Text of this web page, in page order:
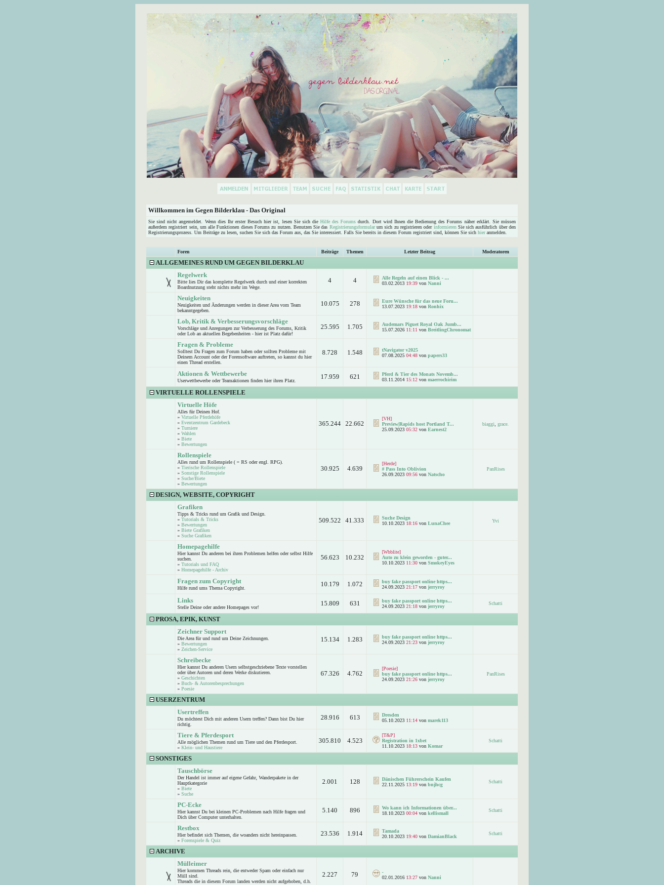
Willkommen im Gegen Bilderklau - Das Original
Sie sind nicht angemeldet. Wenn dies Ihr erster Besuch hier ist, lesen Sie sich dieHilfe des Forums durch. Dort wird Ihnen die Bedienung des Forums näher erklärt. Sie müssen
außerdem registriert sein, um alle Funktionen dieses Forums zu nutzen. Benutzen Sie das Registrierungsformularum sich zu registrieren oder informierenSie sich ausführlich über den
Registrierungsprozess. Um Beiträge zu lesen, suchen Sie sich das Forum aus, das Sie interessiert. Falls Sie bereits in diesem Forum registriert sind, können Sie sich hieranmelden.
Foren Beiträge Themen Letzter Beitrag Moderatoren
ALLGEMEINES RUND UM GEGEN BILDERKLAU
Regelwerk
Bitte lies Dir das komplette Regelwerk durch und einer korrekten
Boardnutzung steht nichts mehr im Wege.
4 4
Alle Regeln auf einen Blick - ...
03.02.2013 19:39 von Nanni
Neuigkeiten
Neuigkeiten und Änderungen werden in dieser Area vom Team
bekanntgegeben.
10.075 278
Eure Wünsche für das neue Foru...
13.07.2023 19:18 von Ronhix
Lob, Kritik & Verbesserungsvorschläge
Vorschläge und Anregungen zur Verbesserung des Forums, Kritik
oder Lob an aktuellen Begebenheiten - hier ist Platz dafür!
25.595 1.705
Audemars Piguet Royal Oak Jumb...
15.07.2026 11:11 von BreitlingChronomat
Fragen & Probleme
Solltest Du Fragen zum Forum haben oder sollten Probleme mit
Deinem Account oder der Forensoftware auftreten, so kannst du hier
einen Thread erstellen.
8.728 1.548
tNavigator v2025
07.08.2025 04:48 von papers33
Aktionen & Wettbewerbe
Userwettbewerbe oder Teamaktionen finden hier ihren Platz.
17.959 621
Pferd & Tier des Monats Novemb...
03.11.2014 15:12 von maerrochirim
VIRTUELLE ROLLENSPIELE
Virtuelle Höfe
Alles für Deinen Hof.
» Virtuelle Pferdehöfe
» Eventzentrum Gardebeck
» Turniere
» Wahlen
» Biete
» Bewertungen
365.244 22.662
[VH]
Preview|Rapids host Portland T...
25.09.2023 05:32 von Earnest2
biaggi grace.
Rollenspiele
Alles rund um Rollenspiele ( = RS oder engl. RPG).
» Tierische Rollenspiele
» Sonstige Rollenspiele
» Suche/Biete
» Bewertungen
30.925 4.639
[Herde]
# Pass Into Oblivion
26.09.2023 09:56 von Natscho
PanRises
DESIGN, WEBSITE, COPYRIGHT
Grafiken
Tipps & Tricks rund um Grafik und Design.
» Tutorials & Tricks
» Bewertungen
» Biete Grafiken
» Suche Grafiken
509.522 41.333
Suche Design
10.10.2023 18:16 von LunaChee Yvi
Homepagehilfe
Hier kannst Du anderen bei ihren Problemen helfen oder selbst Hilfe
suchen.
» Tutorials und FAQ
» Homepagehilfe - Archiv
56.623 10.232
[Wbblite]
Auto zu klein geworden - guter...
10.10.2023 11:30 von SmokeyEyes
Fragen zum Copyright
Hilfe rund ums Thema Copyright.
10.179 1.072
buy fake passport online https...
24.09.2023 21:17 von jerryroy
Links
Stelle Deine oder andere Homepages vor!
15.809 631
buy fake passport online https...
24.09.2023 21:18 von jerryroy
Schatti
PROSA, EPIK, KUNST
Zeichner Support
Die Area für und rund um Deine Zeichnungen.
» Bewertungen
» Zeichen-Service
15.134 1.283
buy fake passport online https...
24.09.2023 21:23 von jerryroy
Schreibecke
Hier kannst Du anderen Usern selbstgeschriebene Texte vorstellen
oder über Autoren und deren Werke diskutieren.
» Geschichten
» Buch- & Autorenbesprechungen
» Poesie
67.326 4.762
[Poesie]
buy fake passport online https...
24.09.2023 21:26 von jerryroy
PanRises
USERZENTRUM
Usertreffen
Du möchtest Dich mit anderen Usern treffen? Dann bist Du hier
richtig.
28.916 613
Dresden
05.10.2023 11:14 von marek113
Tiere & Pferdesport
Alle möglichen Themen rund um Tiere und den Pferdesport.
» Klein- und Haustiere
305.810 4.523
[T&P]
Registration in 1xbet
11.10.2023 18:13 von Komar
Schatti
SONSTIGES
Tauschbörse
Der Handel ist immer auf eigene Gefahr, Wanderpakete in der
Hauptkategorie
» Biete
» Suche
2.001 128
Dänischen Führerschein Kaufen
22.11.2025 13:19 von bnjhcg
Schatti
PC-Ecke
Hier kannst Du bei kleinen PC-Problemen nach Hilfe fragen und
Dich über Computer unterhalten.
5.140 896
Wo kann ich Informationen über...
18.10.2023 00:04 von kellismall
Schatti
Restbox
Hier befindet sich Themen, die woanders nicht hereinpassen.
» Forenspiele & Quiz
23.536 1.914
Tamada
20.10.2023 19:40 von DamianBlack
Schatti
ARCHIVE
Mülleimer
Hier kommen Threads rein, die entweder Spam oder einfach nur
Müll sind.
Threads die in diesem Forum landen werden nicht aufgehoben, d.h.
2.227 79
-
02.01.2016 13:27 von Nanni